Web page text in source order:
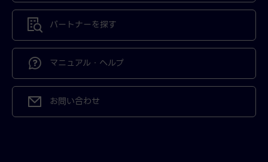
パートナーを探す
マニュアル・ヘルプ
お問い合わせ